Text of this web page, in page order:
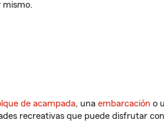
mismo.
de acampada, una embarcación o
recreativas que puede disfrutar